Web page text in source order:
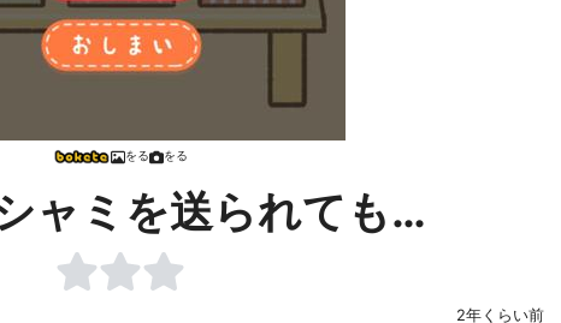
をる をる
ャミを送られても…
2年くらい前